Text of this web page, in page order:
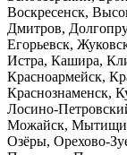
Воскресенск,
Дмитров,
Егорьевск,
Истра, Кашира,
Красноармейск,
Краснознаменск,
Лосино-
Можайск,
Озёры, Орехово-